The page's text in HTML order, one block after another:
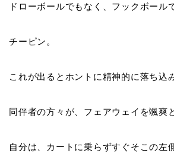
ドローボールでもなく、フックボール
チーピン 。
これが出るとホントに精神的に落ち込
同伴者の方々が、フェアウェイを颯爽
自分は、カートに乗らずすぐそこの左